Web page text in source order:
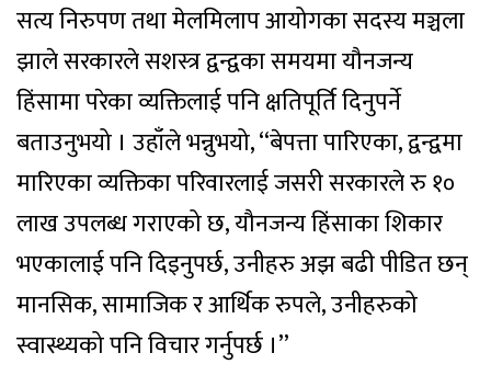
सत्य निरुपण तथा मेलमिलाप आयोगका सदस्य मञ्चला
झाले सरकारले सशस्त्र द्वन्द्वका समयमा यौनजन्य
हिंसामा परेका व्यक्तिलाई पनि क्षतिपूर्ति दिनुपर्ने
बताउनुभयो । उहाँले भन्नुभयो, ‘‘बेपत्ता पारिएका, द्वन्द्वमा
मारिएका व्यक्तिका परिवारलाई जसरी सरकारले रु १०
लाख उपलब्ध गराएको छ, यौनजन्य हिंसाका शिकार
भएकालाई पनि दिइनुपर्छ, उनीहरु अझ बढी पीडित छन्
मानसिक, सामाजिक र आर्थिक रुपले, उनीहरुको
स्वास्थ्यको पनि विचार गर्नुपर्छ ।’’